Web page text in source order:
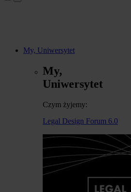
My, Uniwersytet
My,
Uniwersytet
Czym żyjemy:
Legal Design Forum 6.0